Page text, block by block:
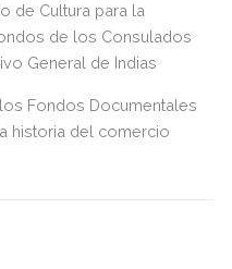
de Cultura para la
de los Consulados
General de Indias
Fondos Documentales
historia del comercio